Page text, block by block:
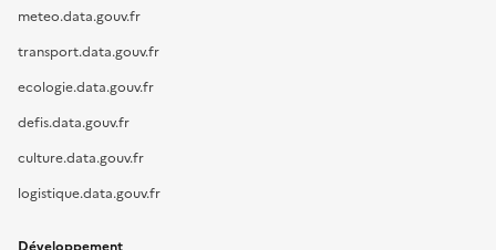
meteo.data.gouv.fr
transport.data.gouv.fr
ecologie.data.gouv.fr
defis.data.gouv.fr
culture.data.gouv.fr
logistique.data.gouv.fr